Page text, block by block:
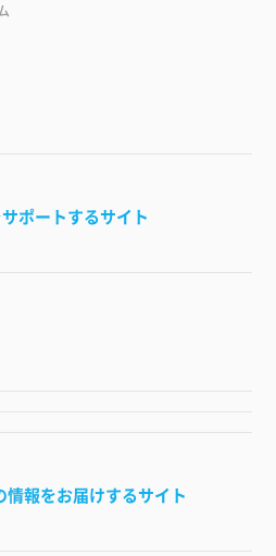
ポートするサイト
報をお届けするサイト